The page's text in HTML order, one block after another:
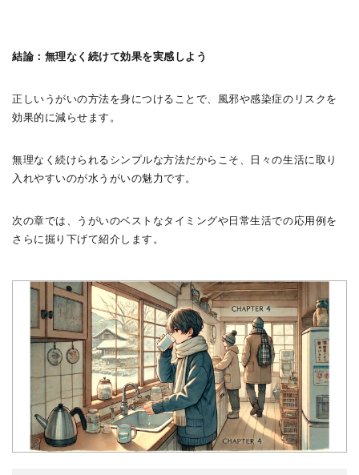
結論：無理なく続けて効果を実感しよう
正しいうがいの方法を身につけることで、風邪や感染症のリスクを
効果的に減らせます。
無理なく続けられるシンプルな方法だからこそ、日々の生活に取り
入れやすいのが水うがいの魅力です。
次の章では、うがいのベストなタイミングや日常生活での応用例を
さらに掘り下げて紹介します。